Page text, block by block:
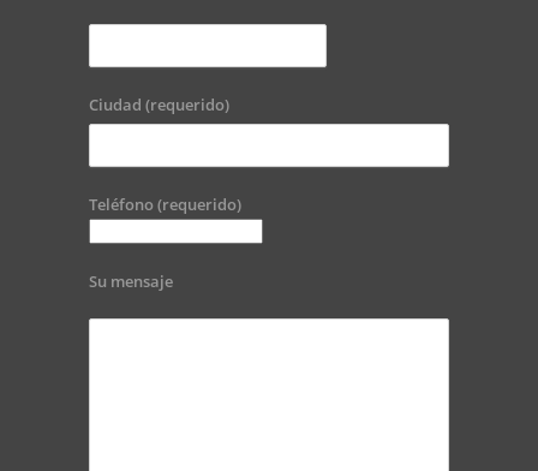
Ciudad (requerido)
Teléfono (requerido)
Su mensaje